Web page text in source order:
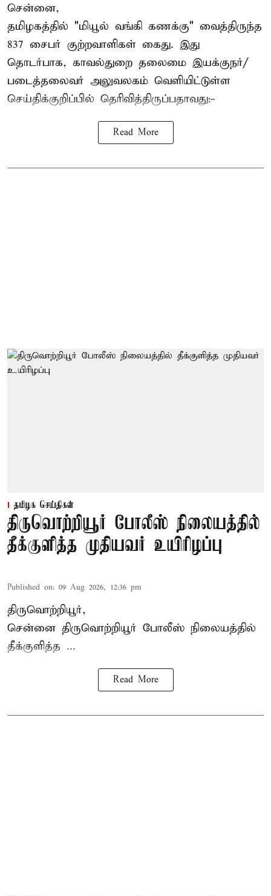
சென்னை,
தமிழகத்தில் "மியூல் வங்கி கணக்கு" வைத்திருந்த
837 சைபர் குற்றவாளிகள் கைது. இது
தொடர்பாக, காவல்துறை தலைமை இயக்குநர்/
படைத்தலைவர் அலுவலகம் வெளியிட்டுள்ள
செய்திக்குறிப்பில் தெரிவித்திருப்பதாவது:-
Read More
தமிழக செய்திகள்
திருவொற்றியூர் போலீஸ் நிலையத்தில்
தீக்குளித்த முதியவர் உயிரிழப்பு
Published on: 09 Aug 2026, 12:36 pm
திருவொற்றியூர்,
சென்னை திருவொற்றியூர் போலீஸ் நிலையத்தில்
தீக்குளித்த ...
Read More